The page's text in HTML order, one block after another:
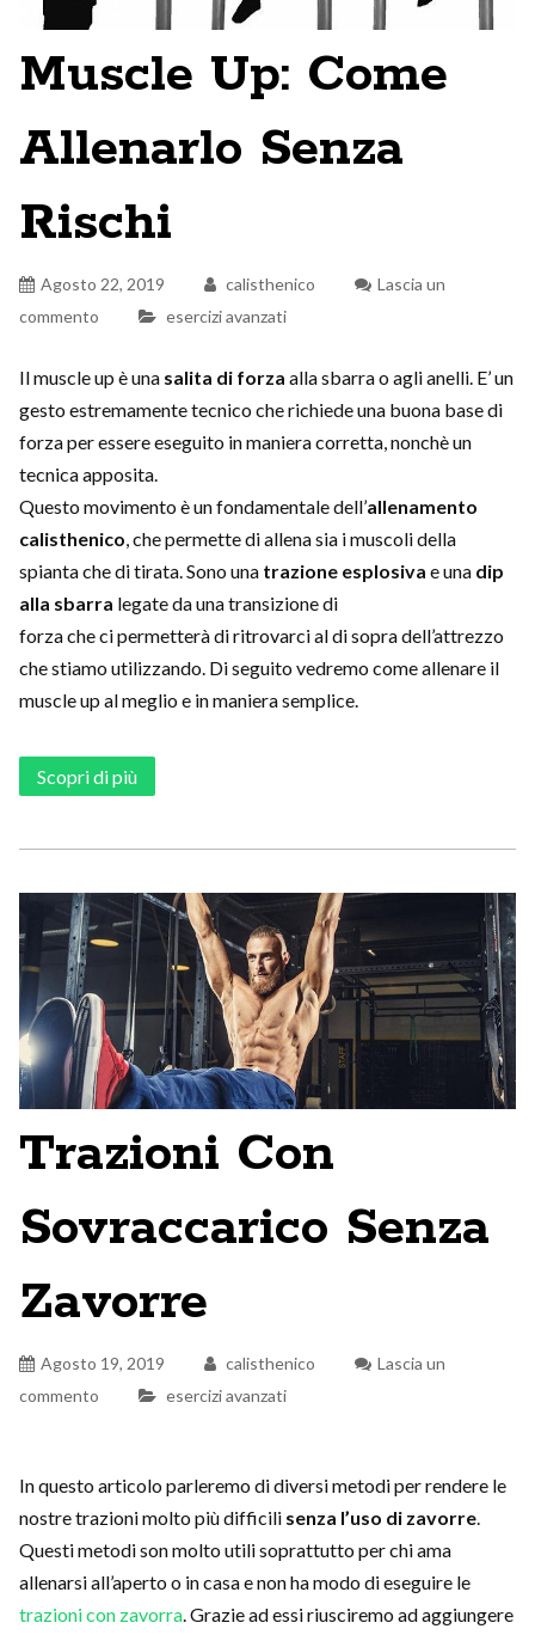
Muscle Up: Come
Allenarlo Senza
Rischi
Agosto 22, 2019 calisthenico
Lascia un
commento
esercizi avanzati
Il muscle up è una salita di forza alla sbarra o agli anelli. E’ un
gesto estremamente tecnico che richiede una buona base di
forza per essere eseguito in maniera corretta, nonchè un
tecnica apposita.
Questo movimento è un fondamentale dell’allenamento
calisthenico, che permette di allena sia i muscoli della
spianta che di tirata. Sono una trazione esplosiva e una dip
alla sbarra legate da una transizione di
forza che ci permetterà di ritrovarci al di sopra dell’attrezzo
che stiamo utilizzando. Di seguito vedremo come allenare il
muscle up al meglio e in maniera semplice.
Scopri di più
Trazioni Con
Sovraccarico Senza
Zavorre
Agosto 19, 2019 calisthenico
Lascia un
commento
esercizi avanzati
In questo articolo parleremo di diversi metodi per rendere le
nostre trazioni molto più difficili senza l’uso di zavorre.
Questi metodi son molto utili soprattutto per chi ama
allenarsi all’aperto o in casa e non ha modo di eseguire le
trazioni con zavorra. Grazie ad essi riusciremo ad aggiungere